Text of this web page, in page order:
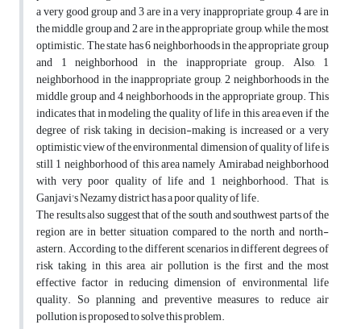
a very good group and 3 are in a very inappropriate group, 4 are in
the middle group and 2 are in the appropriate group, while the most
optimistic. The state has 6 neighborhoods in the appropriate group
and 1 neighborhood in the inappropriate group. Also, 1
neighborhood in the inappropriate group, 2 neighborhoods in the
middle group and 4 neighborhoods in the appropriate group. This
indicates that in modeling the quality of life in this area even if the
degree of risk taking in decision-making is increased or a very
optimistic view of the environmental dimension of quality of life is
still 1 neighborhood of this area namely Amirabad neighborhood
with very poor quality of life and 1 neighborhood. That is,
Ganjavi's Nezamy district has a poor quality of life.
The results also suggest that of the south and southwest parts of the
region are in better situation compared to the north and north-
astern. According to the different scenarios in different degrees of
risk taking, in this area, air pollution is the first and the most
effective factor in reducing dimension of environmental life
quality. So planning and preventive measures to reduce air
pollution is proposed to solve this problem.